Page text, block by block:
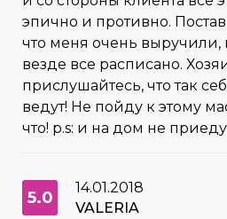
эпично и противно.
что меня очень выручили,
везде все расписано.
прислушайтесь, что так
ведут! Не пойду к этому
что! p.s: и на дом не
5.0
14.01.2018
VALERIA